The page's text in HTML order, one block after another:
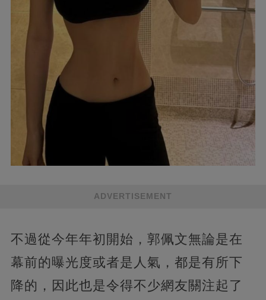
ADVERTISEMENT
不過從今年年初開始，郭佩文無論是在
幕前的曝光度或者是人氣，都是有所下
降的，因此也是令得不少網友關注起了